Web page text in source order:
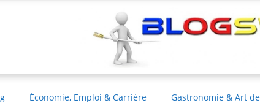
Économie, Emploi & Carrière Gastronomie & Art